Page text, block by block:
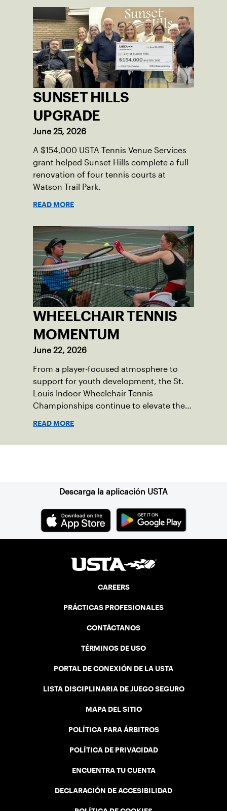
SUNSET HILLS
UPGRADE
June 25, 2026
A $154,000 USTA Tennis Venue Services
grant helped Sunset Hills complete a full
renovation of four tennis courts at
Watson Trail Park.
READ MORE
WHEELCHAIR TENNIS
MOMENTUM
June 22, 2026
From a player-focused atmosphere to
support for youth development, the St.
Louis Indoor Wheelchair Tennis
Championships continue to elevate the
READ MORE
Descarga la aplicación USTA
CAREERS
PRÁCTICAS PROFESIONALES
CONTÁCTANOS
TÉRMINOS DE USO
PORTAL DE CONEXIÓN DE LA USTA
LISTA DISCIPLINARIA DE JUEGO SEGURO
MAPA DEL SITIO
POLÍTICA PARA ÁRBITROS
POLÍTICA DE PRIVACIDAD
ENCUENTRA TU CUENTA
DECLARACIÓN DE ACCESIBILIDAD